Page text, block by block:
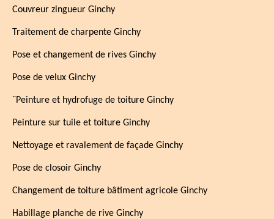
Couvreur zingueur Ginchy
Traitement de charpente Ginchy
Pose et changement de rives Ginchy
Pose de velux Ginchy
¨Peinture et hydrofuge de toiture Ginchy
Peinture sur tuile et toiture Ginchy
Nettoyage et ravalement de façade Ginchy
Pose de closoir Ginchy
Changement de toiture bâtiment agricole Ginchy
Habillage planche de rive Ginchy